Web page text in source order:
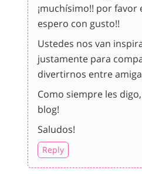
¡muchísimo!! por favor
espero con gusto!!
Ustedes nos van
justamente para
divertirnos entre
Como siempre les
blog!
Saludos!
Reply